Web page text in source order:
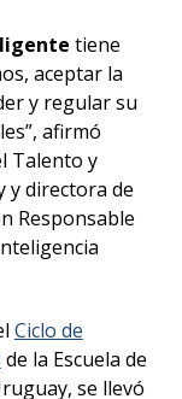
tiene
aceptar la
y regular su
afirmó
Talento y
y directora de
Responsable
Ciclo de
de la Escuela de
se llevó